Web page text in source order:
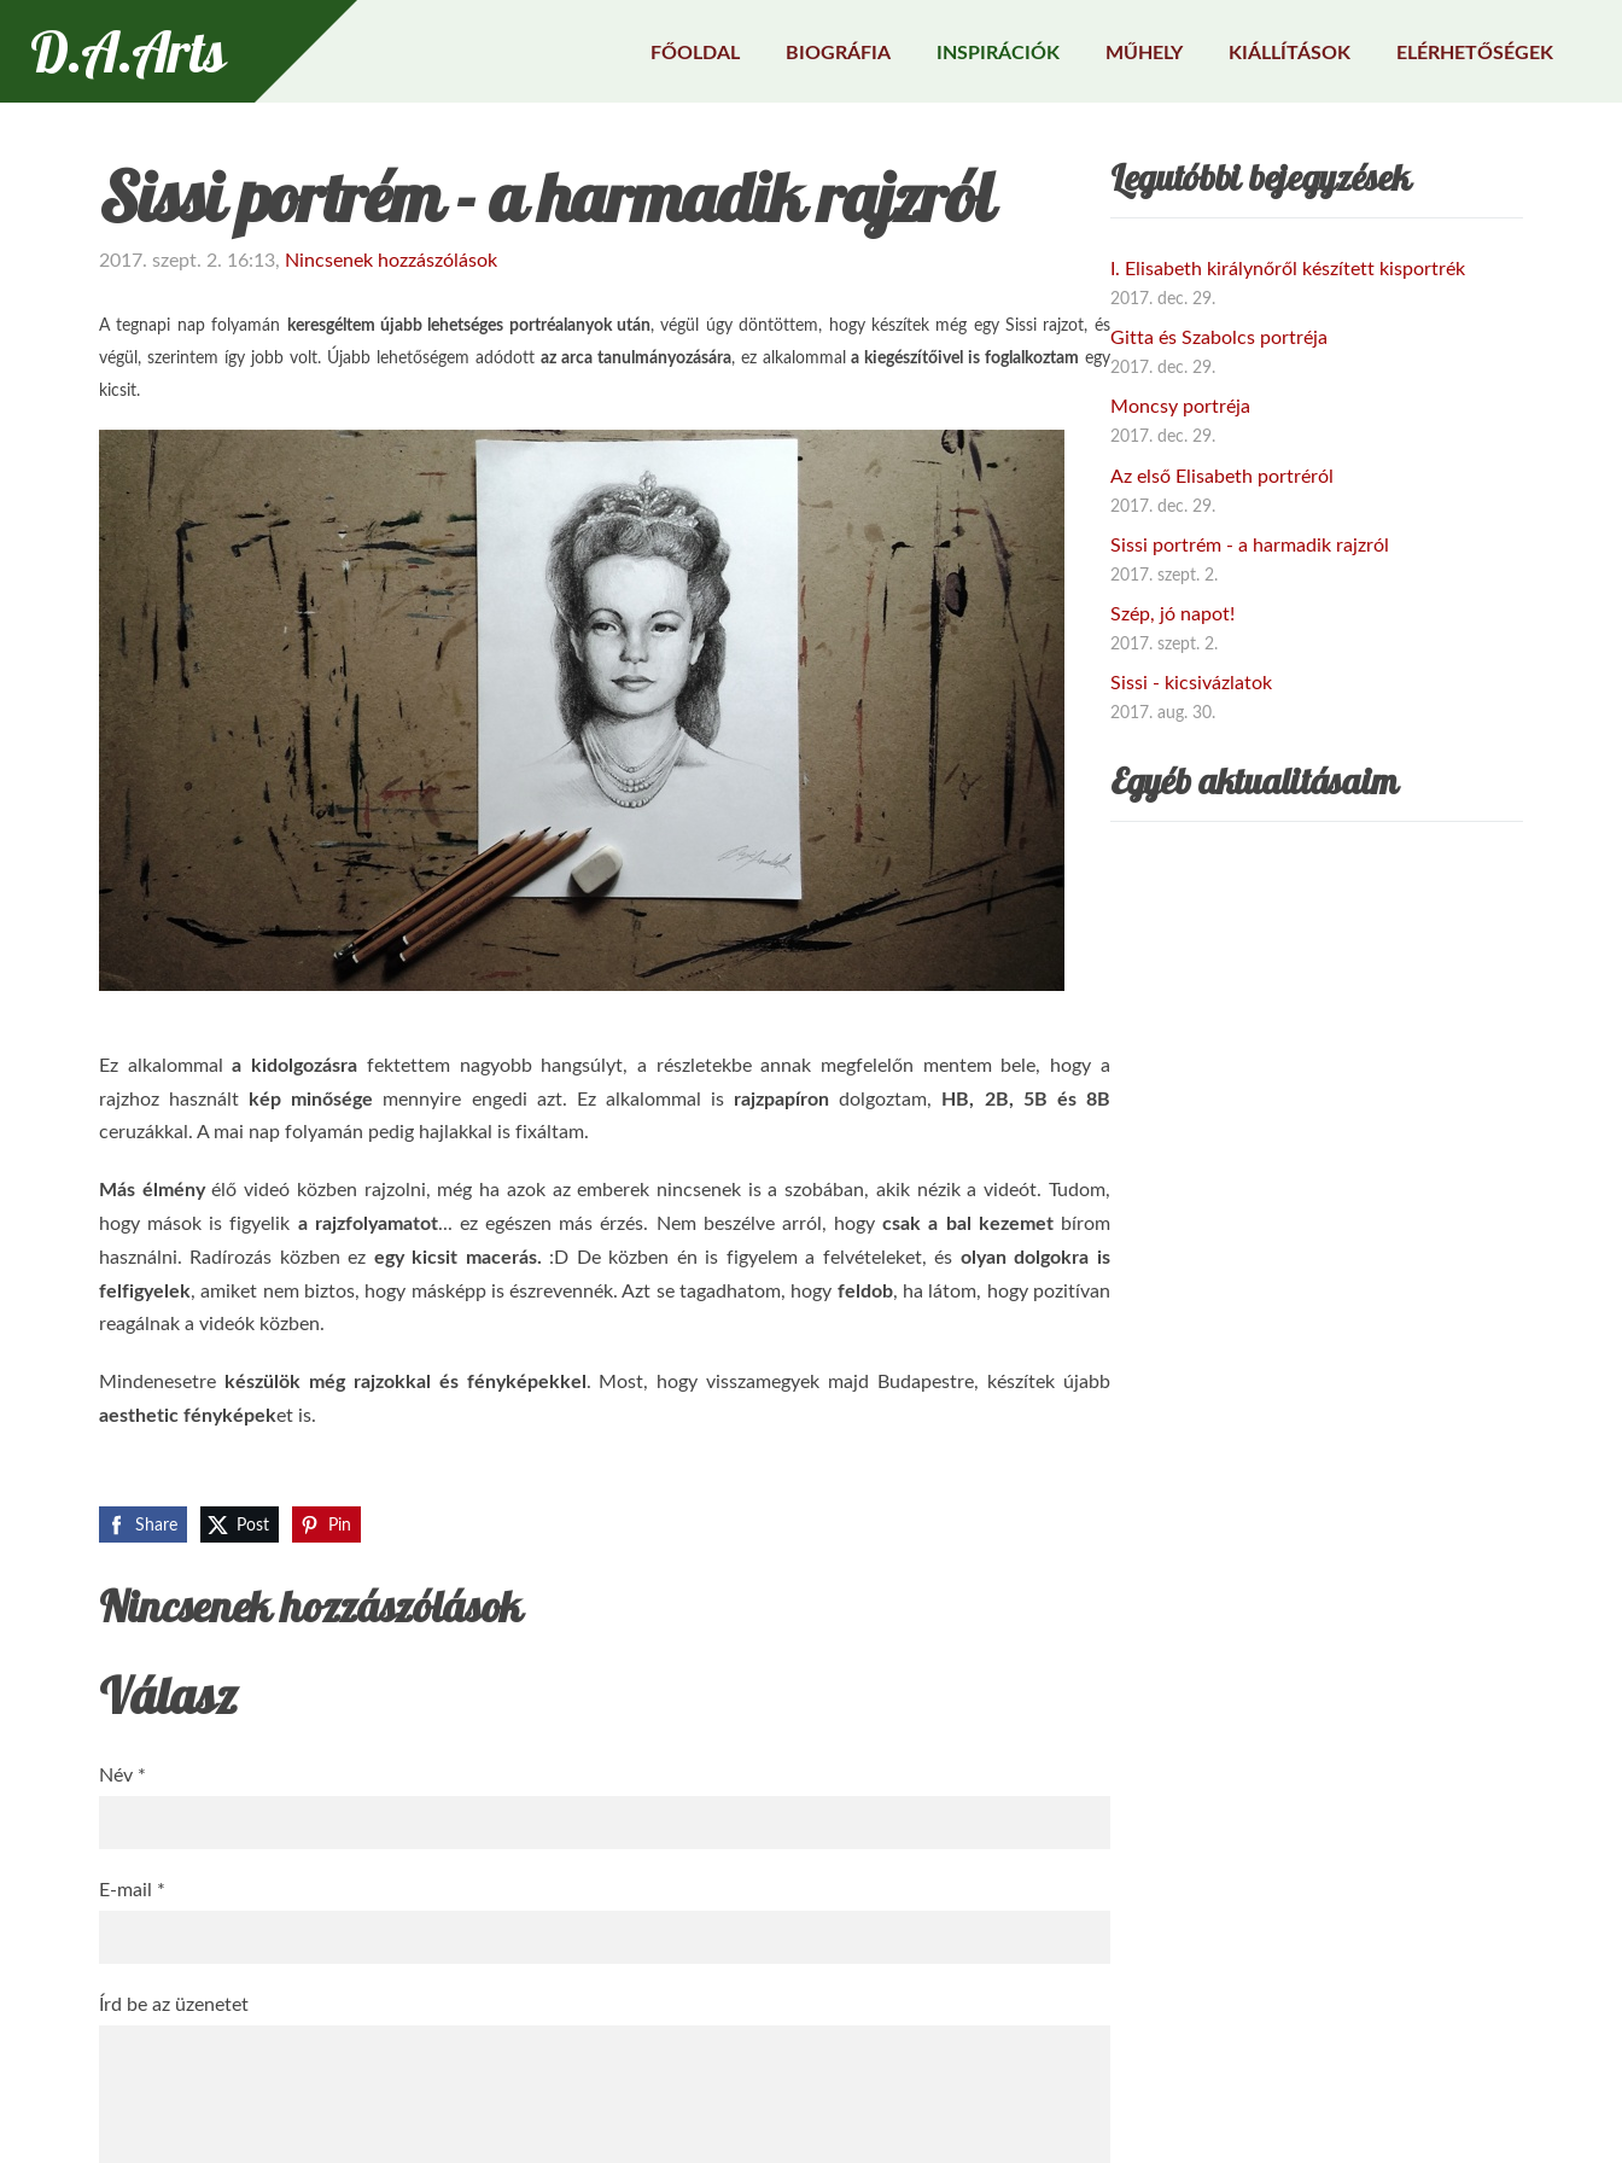
D.A.Arts FŐOLDAL BIOGRÁFIA INSPIRÁCIÓK MŰHELY KIÁLLÍTÁSOK ELÉRHETŐSÉGEK
Legutóbbi bejegyzések
I. Elisabeth királynőről készített kisportrék
2017. dec. 29.
Gitta és Szabolcs portréja
2017. dec. 29.
Moncsy portréja
2017. dec. 29.
Az első Elisabeth portréról
2017. dec. 29.
Sissi portrém - a harmadik rajzról
2017. szept. 2.
Szép, jó napot!
2017. szept. 2.
Sissi - kicsivázlatok
2017. aug. 30.
Egyéb aktualitásaim
Sissi portrém - a harmadik rajzról
2017. szept. 2. 16:13, Nincsenek hozzászólások
A tegnapi nap folyamán keresgéltem újabb lehetséges portréalanyok után, végül úgy döntöttem, hogy készítek még egy Sissi rajzot, és
végül, szerintem így jobb volt. Újabb lehetőségem adódott az arca tanulmányozására, ez alkalommala kiegészítőivel is foglalkoztam egy
kicsit.
Ez alkalommala kidolgozásra fektettem nagyobb hangsúlyt, a részletekbe annak megfelelőn mentem bele, hogy a
rajzhoz használt kép minősége mennyire engedi azt. Ez alkalommal is rajzpapíron dolgoztam, HB, 2B, 5B és 8B
ceruzákkal. A mai nap folyamán pedig hajlakkal is fixáltam.
Más élményélő videó közben rajzolni, még ha azok az emberek nincsenek is a szobában, akik nézik a videót. Tudom,
hogy mások is figyelik a rajzfolyamatot... ez egészen más érzés. Nem beszélve arról, hogycsak a bal kezemet bírom
használni. Radírozás közben ez egy kicsit macerás. :D De közben én is figyelem a felvételeket, és olyan dolgokra is
felfigyelek, amiket nem biztos, hogy másképp is észrevennék. Azt se tagadhatom, hogy feldob, ha látom, hogy pozitívan
reagálnak a videók közben.
Mindenesetre készülök még rajzokkal és fényképekkel. Most, hogy visszamegyek majd Budapestre, készítek újabb
aesthetic fényképeket is.
Share Post Pin
Nincsenek hozzászólások
Válasz
Név *
E-mail *
Írd be az üzenetet